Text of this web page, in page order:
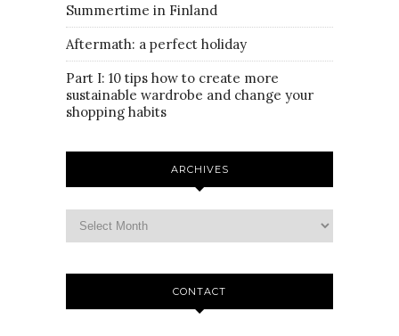
Summertime in Finland
Aftermath: a perfect holiday
Part I: 10 tips how to create more
sustainable wardrobe and change your
shopping habits
ARCHIVES
CONTACT